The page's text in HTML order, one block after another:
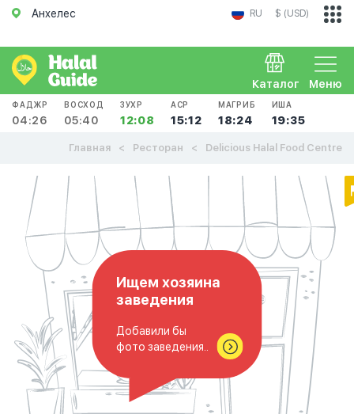
Анхелес RU $ (USD)
Меню
Каталог
ФАДЖР
04:26
ВОСХОД
05:40
ЗУХР
12:08
АСР
15:12
МАГРИБ
18:24
ИША
19:35
Главная Ресторан Delicious Halal Food Centre
Ищем хозяина
заведения
Добавили бы
фото заведения..